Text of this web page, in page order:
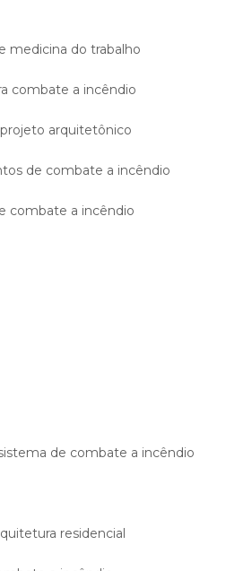
medicina do trabalho
combate a incêndio
arquitetônico
de combate a incêndio
combate a incêndio
de combate a incêndio
residencial